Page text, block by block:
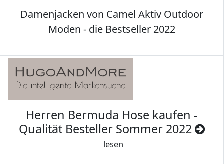
Damenjacken von Camel Aktiv Outdoor
Moden - die Bestseller 2022
Herren Bermuda Hose kaufen -
Qualität Besteller Sommer 2022
lesen